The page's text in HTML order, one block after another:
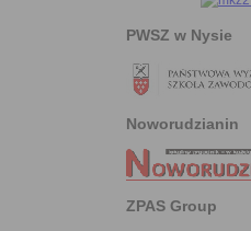
PWSZ w Nysie
Noworudzianin
ZPAS Group